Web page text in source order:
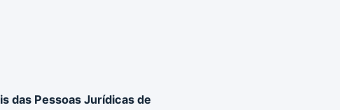
das Pessoas Jurídicas de